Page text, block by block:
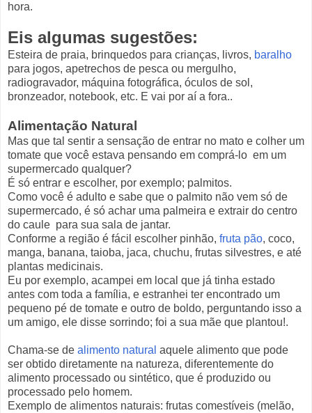
hora.
Eis algumas sugestões:
Esteira de praia, brinquedos para crianças, livros, baralho
para jogos, apetrechos de pesca ou mergulho,
radiogravador, máquina fotográfica, óculos de sol,
bronzeador, notebook, etc. E vai por aí a fora..
Alimentação Natural
Mas que tal sentir a sensação de entrar no mato e colher um
tomate que você estava pensando em comprá-lo em um
supermercado qualquer?
É só entrar e escolher, por exemplo; palmitos.
Como você é adulto e sabe que o palmito não vem só de
supermercado, é só achar uma palmeira e extrair do centro
do caule para sua sala de jantar.
Conforme a região é fácil escolher pinhão, fruta pão, coco,
manga, banana, taioba, jaca, chuchu, frutas silvestres, e até
plantas medicinais.
Eu por exemplo, acampei em local que já tinha estado
antes com toda a família, e estranhei ter encontrado um
pequeno pé de tomate e outro de boldo, perguntando isso a
um amigo, ele disse sorrindo; foi a sua mãe que plantou!.
Chama-se de alimento natural aquele alimento que pode
ser obtido diretamente na natureza, diferentemente do
alimento processado ou sintético, que é produzido ou
processado pelo homem.
Exemplo de alimentos naturais: frutas comestíveis (melão,